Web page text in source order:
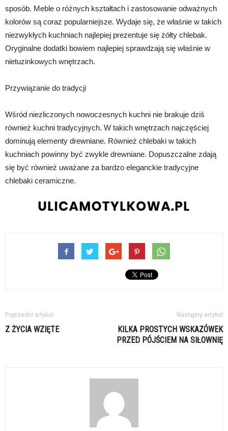
sposób. Meble o różnych kształtach i zastosowanie odważnych
kolorów są coraz popularniejsze. Wydaje się, że właśnie w takich
niezwykłych kuchniach najlepiej prezentuje się żółty chlebak.
Oryginalne dodatki bowiem najlepiej sprawdzają się właśnie w
nietuzinkowych wnętrzach.
Przywiązanie do tradycji
Wśród niezliczonych nowoczesnych kuchni nie brakuje dziś
również kuchni tradycyjnych. W takich wnętrzach najczęściej
dominują elementy drewniane. Również chlebaki w takich
kuchniach powinny być zwykle drewniane. Dopuszczalne zdają
się być również uważane za bardzo eleganckie tradycyjne
chlebaki ceramiczne.
Poprzedni artykuł
Z ŻYCIA WZIĘTE
Następny artykuł
KILKA PROSTYCH WSKAZÓWEK
PRZED PÓJŚCIEM NA SIŁOWNIĘ